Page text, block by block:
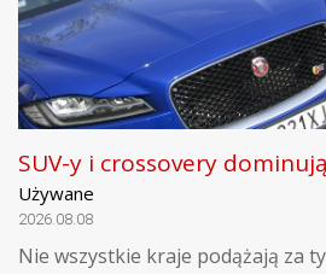
SUV-y i crossovery
Używane
2026.08.08
Nie wszystkie kraje podążają za